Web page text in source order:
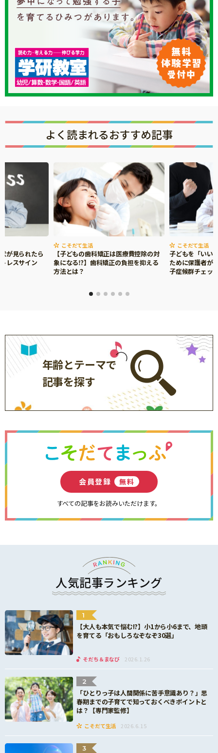
よく読まれるおすすめ記事
が見られたら
レスサイン
こそだて生活
【子どもの歯科矯正は医療費控除の対
象になる⁉】歯科矯正の負担を抑える
方法とは？
こそだて生活
子どもを「いい
ために保護者が
子症候群チェッ
年齢とテーマで
記事を探す
会員登録 無料
すべての記事をお読みいただけます。
人気記事ランキング
1
【大人も本気で悩む!?】小1から小6まで、地頭
を育てる「おもしろなぞなぞ30選」
そだち＆まなび 2026.1.26
2
「ひとりっ子は人間関係に苦手意識あり？」思
春期までの子育てで知っておくべきポイントと
は？【専門家監修】
こそだて生活 2026.6.15
3